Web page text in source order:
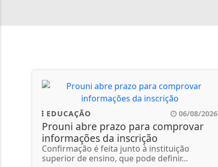
EDUCAÇÃO 06/08/2026
Prouni abre prazo para comprovar
informações da inscrição
Confirmação é feita junto à instituição
superior de ensino, que pode definir...